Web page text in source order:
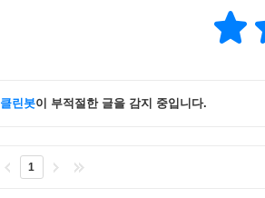
클린봇이 부적절한 글을 감지 중입니다.
1